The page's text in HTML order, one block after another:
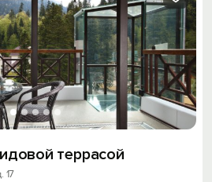
террасой
17